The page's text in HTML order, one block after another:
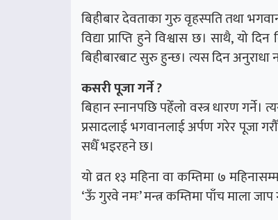
बिहीबार देवताका गुरु वृहस्पति तथा
विद्या प्राप्ति हुने विश्वास छ। साथै, यो
बिहीबारबाट सुरु हुन्छ। त्यस दिन अनुराधा
कसरी पूजा गर्ने ?
बिहान स्नानपछि पहेँलो वस्त्र धारण
प्रसादलाई भगवानलाई अर्पण गरेर पूजा
सधैँ भइरहने छ।
यो व्रत १३ महिना वा कम्तिमा ७
‘ऊँ गुरवे नमः’ मन्त्र कम्तिमा पाँच माला जाप